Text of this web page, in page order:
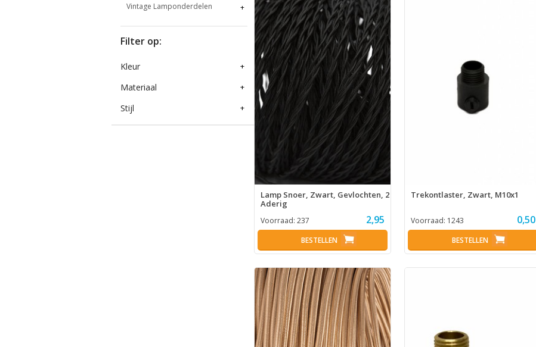
Vintage Lamponderdelen
+
Filter op:
+
Kleur
+
Materiaal
+
Stijl
Lamp Snoer, Zwart, Gevlochten, 2
Aderig
Voorraad: 237 2,95
BESTELLEN
Trekontlaster, Zwart, M10x1
Voorraad: 1243 0,50
BESTELLEN